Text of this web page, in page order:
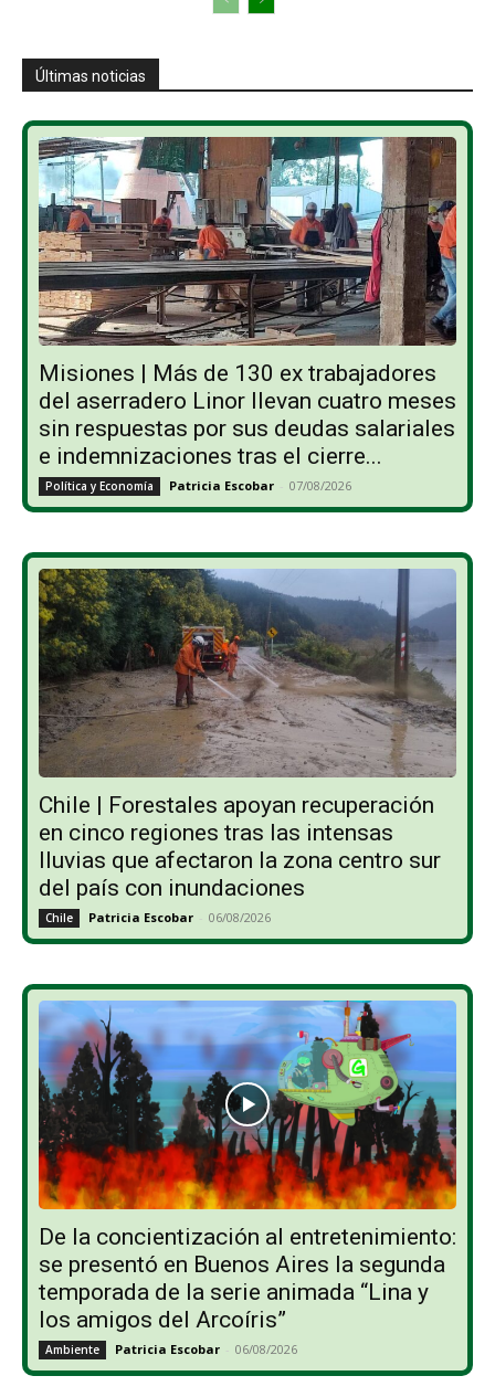
Últimas noticias
Misiones | Más de 130 ex trabajadores
del aserradero Linor llevan cuatro meses
sin respuestas por sus deudas salariales
e indemnizaciones tras el cierre...
Política y Economía Patricia Escobar - 07/08/2026
Chile | Forestales apoyan recuperación
en cinco regiones tras las intensas
lluvias que afectaron la zona centro sur
del país con inundaciones
Chile Patricia Escobar - 06/08/2026
De la concientización al entretenimiento:
se presentó en Buenos Aires la segunda
temporada de la serie animada “Lina y
los amigos del Arcoíris”
Ambiente Patricia Escobar - 06/08/2026